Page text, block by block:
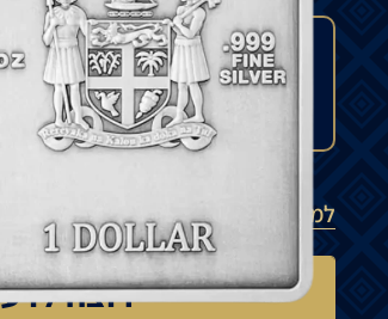
המחיר עשוי להשתנות בהתאם
יכול לנוע בין 15% ל-35%.
למדיניות המשלוחים
רוצה